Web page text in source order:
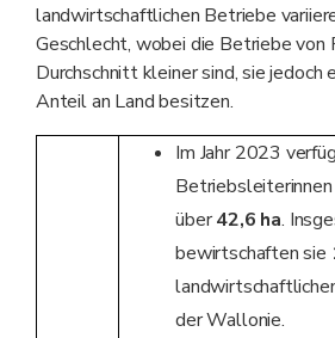
landwirtschaftlichen Betriebe
Geschlecht, wobei die Betriebe von
Durchschnitt kleiner sind, sie jedoch
Anteil an Land besitzen.
Im Jahr 2023
über42,6 ha.
bewirtschaften sie
der Wallonie.